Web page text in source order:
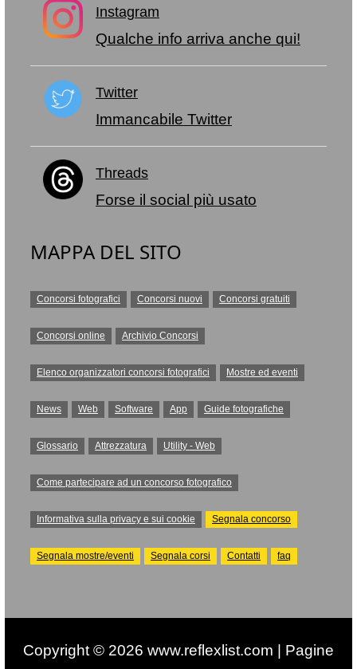
Instagram
Qualche info arriva anche qui!
Twitter
Immancabile Twitter
Threads
Forse il social più usato
MAPPA DEL SITO
Concorsi fotografici Concorsi nuovi Concorsi gratuiti
Concorsi online Archivio Concorsi
Elenco organizzatori concorsi fotografici Mostre ed eventi
News Web Software App Guide fotografiche
Glossario Attrezzatura Utility - Web
Come partecipare ad un concorso fotografico
Informativa sulla privacy e sui cookie Segnala concorso
Segnala mostre/eventi Segnala corsi Contatti faq
Copyright © 2026 www.reflexlist.com | Pagine